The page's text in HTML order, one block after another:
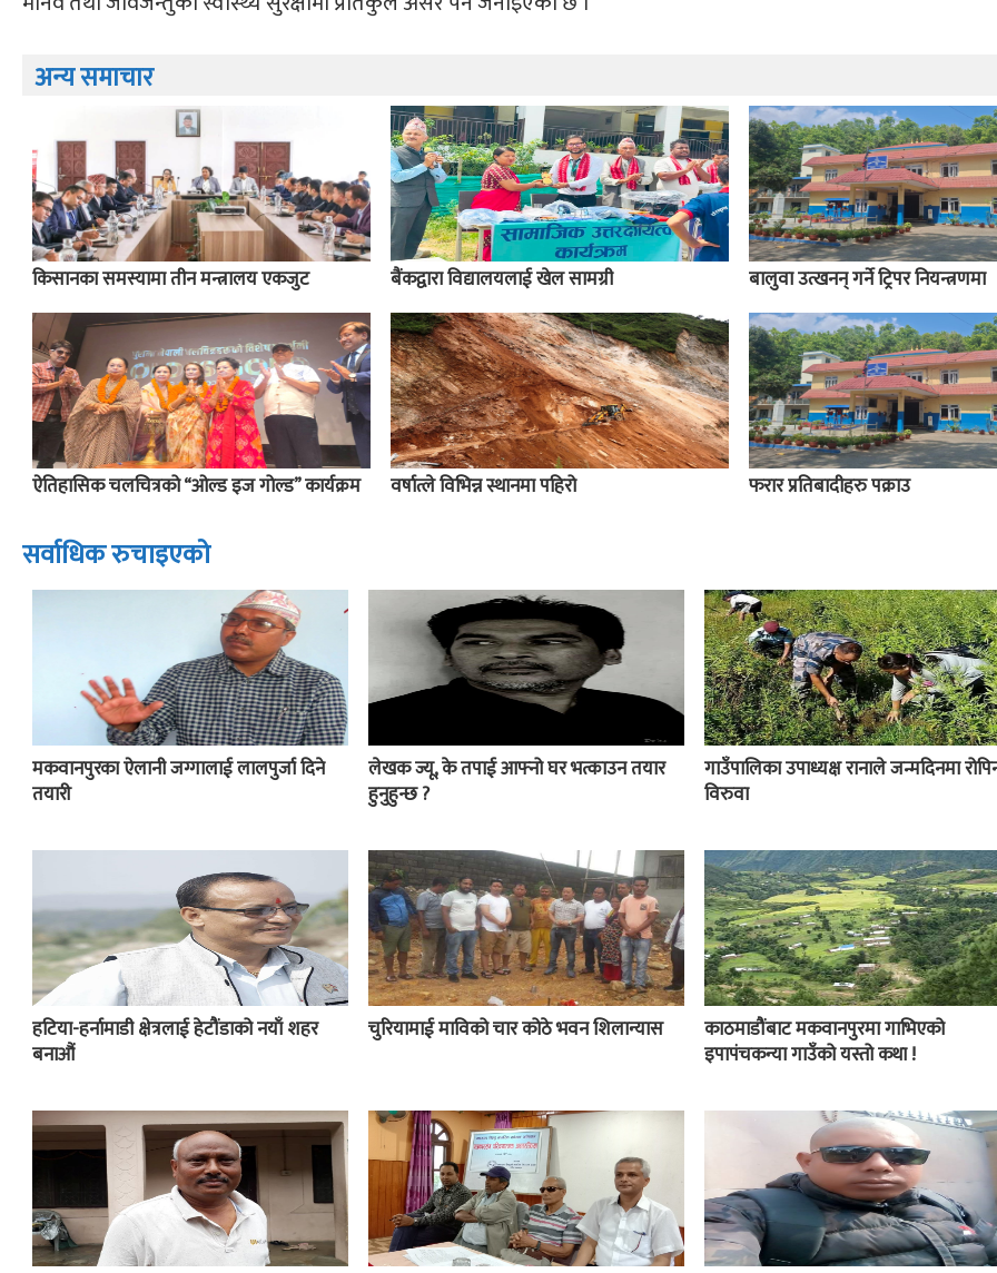
अन्य समाचार
किसानका समस्यामा तीन मन्त्रालय एकजुट बैंकद्वारा विद्यालयलाई खेल सामग्री बालुवा उत्खनन् गर्ने ट्रिपर नियन्त्रणमा
ऐतिहासिक चलचित्रको “ओल्ड इज गोल्ड” कार्यक्रम वर्षात्ले विभिन्न स्थानमा पहिरो फरार प्रतिबादीहरु पक्राउ
सर्वाधिक रुचाइएको
मकवानपुरका ऐलानी जग्गालाई लालपुर्जा दिने
तयारी
लेखक ज्यू, के तपाई आफ्नो घर भत्काउन तयार
हुनुहुन्छ ?
गाउँपालिका उपाध्यक्ष रानाले जन्मदिनमा
विरुवा
हटिया-हर्नामाडी क्षेत्रलाई हेटौंडाको नयाँ शहर
बनाऔं
चुरियामाई माविको चार कोठे भवन शिलान्यास
काठमाडौंबाट मकवानपुरमा गाभिएको
इपापंचकन्या गाउँको यस्तो कथा !